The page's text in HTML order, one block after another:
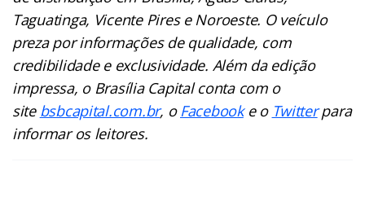
Taguatinga, Vicente Pires e Noroeste. O veículo
preza por informações de qualidade, com
credibilidade e exclusividade. Além da edição
impressa, o Brasília Capital conta com o
site bsbcapital.com.br, oFacebooke o Twitterpara
informar os leitores.